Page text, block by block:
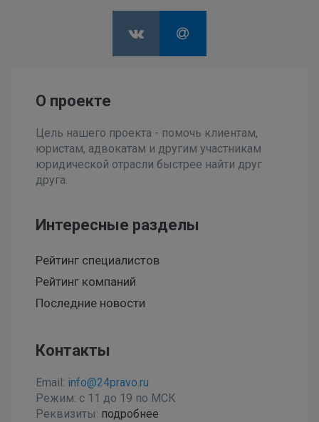
О проекте
Цель нашего проекта - помочь клиентам,
юристам, адвокатам и другим участникам
юридической отрасли быстрее найти друг
друга.
Интересные разделы
Рейтинг специалистов
Рейтинг компаний
Последние новости
Контакты
Email: info@24pravo.ru
Режим: с 11 до 19 по МСК
Реквизиты: подробнее